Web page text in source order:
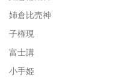
姉倉比売神
子権現
富士講
小手姫